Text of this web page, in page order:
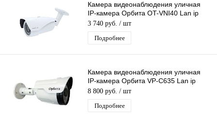
Камера видеонаблюдения уличная
IP-камера Орбита OT-VNI40 Lan ip
камера 3 Mpix 2,8-12мм для дома и
др
3 740 руб. / шт
Подробнее
Камера видеонаблюдения уличная
IP-камера Орбита VP-C635 Lan ip
видеокамера 4 Mpix 3,6мм H.264
металл
8 800 руб. / шт
Подробнее